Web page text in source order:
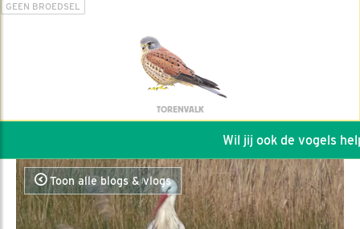
GEEN BROEDSEL
TORENVALK
Wil jij ook de vogels
Toon alle blogs & vlogs